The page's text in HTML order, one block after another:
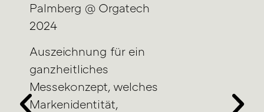
Palmberg @ Orgatech
2024
Auszeichnung für ein
ganzheitliches
Messekonzept, welches
Markenidentität,